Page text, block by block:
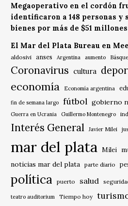
Megaoperativo en el cordón
identificaron a 148 personas y
bienes por más de $51 millones
El Mar del Plata Bureau en
aldosivi anses Argentina aumento
Coronavirus cultura
economía Economía argentina
fin de semana largo fútbol gobierno
Guerra en Ucrania Guillermo Montenegro
Interés General Javier Milei
mar del plata Milei
noticias mar del plata
parte diario
política puerto salud
teatro auditorium Tiempo hoy